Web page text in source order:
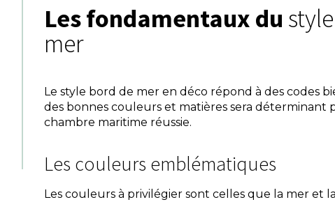
Les fondamentaux du
mer
Le style bord de mer en déco répond à des codes
des bonnes couleurs et matières sera déterminant
chambre maritime réussie.
Les couleurs emblématiques
Les couleurs à privilégier sont celles que la mer et